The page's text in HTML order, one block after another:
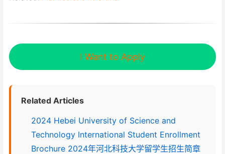
I Want to Apply
Related Articles
2024 Hebei University of Science and
Technology International Student Enrollment
Brochure 2024年河北科技大学留学生招生简章